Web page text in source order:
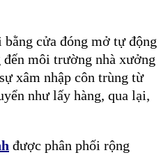
cửa đóng mở tự động
đến môi trường nhà xưởng
xâm nhập côn trùng từ
như lấy hàng, qua lại,
được phân phối rộng